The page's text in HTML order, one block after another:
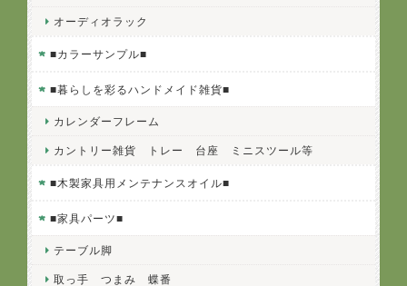
オーディオラック
■カラーサンプル■
■暮らしを彩るハンドメイド雑貨■
カレンダーフレーム
カントリー雑貨 トレー 台座 ミニスツール等
■木製家具用メンテナンスオイル■
■家具パーツ■
テーブル脚
取っ手 つまみ 蝶番